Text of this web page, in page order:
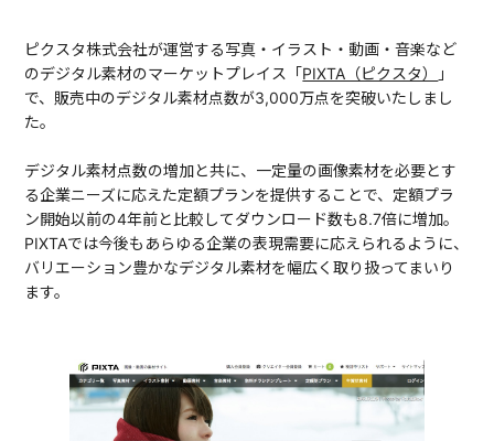
ピクスタ株式会社が運営する写真・イラスト・動画・音楽など
のデジタル素材のマーケットプレイス「PIXTA（ピクスタ）
」
で、販売中のデジタル素材点数が3,000万点を突破いたしまし
た。
デジタル素材点数の増加と共に、一定量の画像素材を必要とす
る企業ニーズに応えた定額プランを提供することで、定額プラ
ン開始以前の4年前と比較してダウンロード数も8.7倍に増加。
PIXTAでは今後もあらゆる企業の表現需要に応えられるように、
バリエーション豊かなデジタル素材を幅広く取り扱ってまいり
ます。